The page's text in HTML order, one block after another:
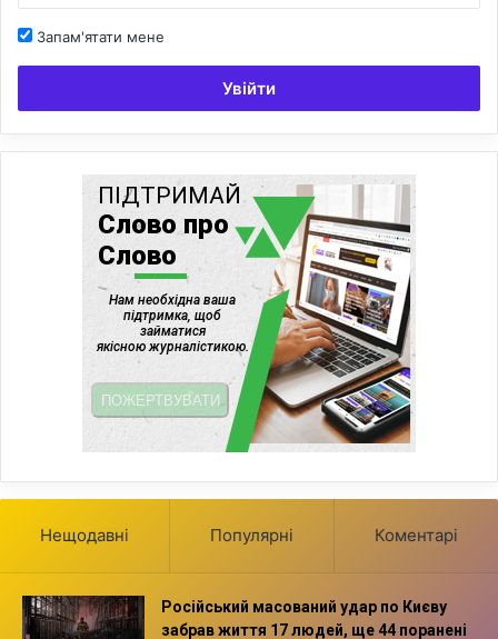
Запам'ятати мене
Увійти
Нещодавні Популярні Коментарі
Російський масований удар по Києву
забрав життя 17 людей, ще 44 поранені